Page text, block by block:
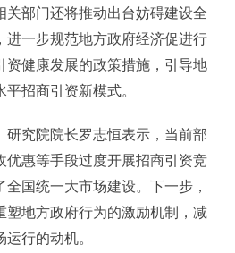
关部门还将推动出台妨碍建设全
进一步规范地方政府经济促进行
资健康发展的政策措施，引导地
招商引资新模式。
研究院院长罗志恒表示，当前部
优惠等手段过度开展招商引资竞
国统一大市场建设。下一步，
塑地方政府行为的激励机制，减
行的动机。